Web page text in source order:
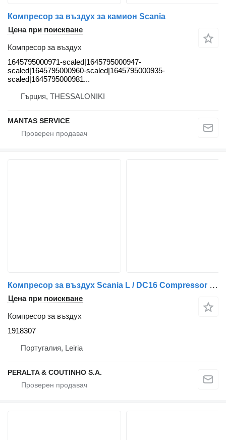
Компресор за въздух за камион Scania
Цена при поискване
Компресор за въздух
1645795000971-scaled|1645795000947-
scaled|1645795000960-scaled|1645795000935-
scaled|1645795000981...
Гърция, THESSALONIKI
MANTAS SERVICE
Компресор за въздух Scania L / DC16 Compressor de Ar R500 1918307 за камион Scania
Цена при поискване
Компресор за въздух
1918307
Португалия, Leiria
PERALTA & COUTINHO S.A.